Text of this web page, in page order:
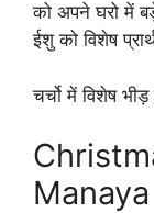
को अपने घरो में
ईशु को विशेष
चर्चो में विशेष भीड़